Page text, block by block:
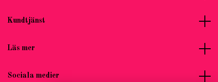
Kundtjänst
Läs mer
Sociala medier